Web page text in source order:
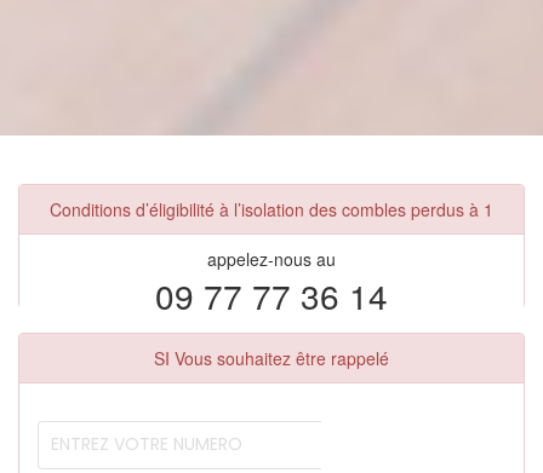
Conditions d’éligibilité à l’isolation des combles perdus à 1
appelez-nous au
09 77 77 36 14
SI Vous souhaitez être rappelé